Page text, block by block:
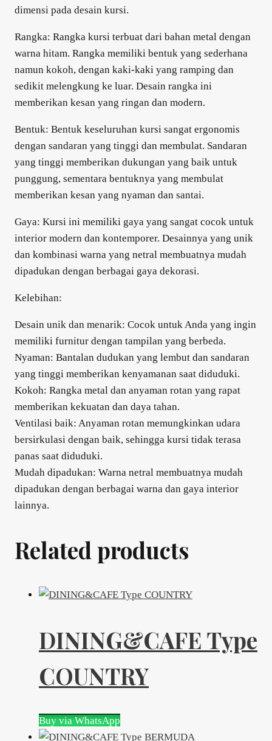
dimensi pada desain kursi.
Rangka: Rangka kursi terbuat dari bahan metal dengan
warna hitam. Rangka memiliki bentuk yang sederhana
namun kokoh, dengan kaki-kaki yang ramping dan
sedikit melengkung ke luar. Desain rangka ini
memberikan kesan yang ringan dan modern.
Bentuk: Bentuk keseluruhan kursi sangat ergonomis
dengan sandaran yang tinggi dan membulat. Sandaran
yang tinggi memberikan dukungan yang baik untuk
punggung, sementara bentuknya yang membulat
memberikan kesan yang nyaman dan santai.
Gaya: Kursi ini memiliki gaya yang sangat cocok untuk
interior modern dan kontemporer. Desainnya yang unik
dan kombinasi warna yang netral membuatnya mudah
dipadukan dengan berbagai gaya dekorasi.
Kelebihan:
Desain unik dan menarik: Cocok untuk Anda yang ingin
memiliki furnitur dengan tampilan yang berbeda.
Nyaman: Bantalan dudukan yang lembut dan sandaran
yang tinggi memberikan kenyamanan saat diduduki.
Kokoh: Rangka metal dan anyaman rotan yang rapat
memberikan kekuatan dan daya tahan.
Ventilasi baik: Anyaman rotan memungkinkan udara
bersirkulasi dengan baik, sehingga kursi tidak terasa
panas saat diduduki.
Mudah dipadukan: Warna netral membuatnya mudah
dipadukan dengan berbagai warna dan gaya interior
lainnya.
Related products
DINING&CAFE Type
COUNTRY
Buy via WhatsApp